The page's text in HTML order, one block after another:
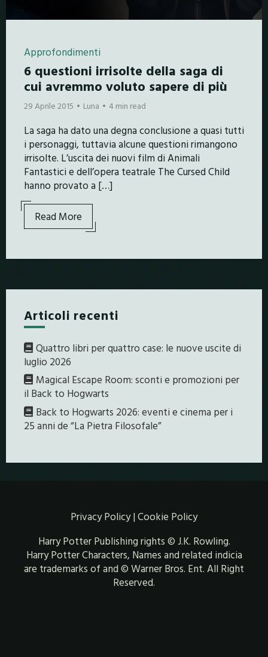
Approfondimenti
6 questioni irrisolte della saga di
cui avremmo voluto sapere di più
29 Aprile 2015 Luna 4 min read
La saga ha dato una degna conclusione a quasi tutti
i personaggi, tuttavia alcune questioni rimangono
irrisolte. L’uscita dei nuovi film di Animali
Fantastici e dell’opera teatrale The Cursed Child
hanno provato a […]
Read More
Articoli recenti
Quattro libri per quattro case: le nuove uscite di
luglio 2026
Magical Escape Room: sconti e promozioni per
il Back to Hogwarts
Back to Hogwarts 2026: eventi e cinema per i
25 anni de “La Pietra Filosofale”
Privacy Policy| Cookie Policy
Harry Potter Publishing rights © J.K. Rowling.
Harry Potter Characters, Names and related indicia
are trademarks of and © Warner Bros. Ent. All Right
Reserved.